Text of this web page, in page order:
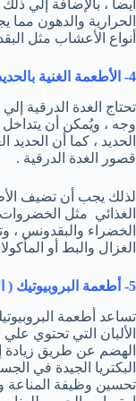
أيضاً ، بالإضافة إلي
الحرارية والدهون مما
أنواع الأعشاب مثل
4- الأطعمة الغنية بالحديد ( السبانخ المطبوخة ) :
تحتاج الغدة الدرقية
وجه ، ويُمكن أن
الحديد ، كما أن
قصور الغدة الدرقية .
لذلك يجب أن تضيف
الغذائي مثل الخضروات
الخضراء والبقدونس ،
الغزال والبط أو
5- أطعمة البروبيوتيك ( الألبان المخمرة ):
تساعد أطعمة
الألبان التي تحتوي
الهضم عن طريق زيادة
البكتريا الجيدة في
تحسين وظيفة